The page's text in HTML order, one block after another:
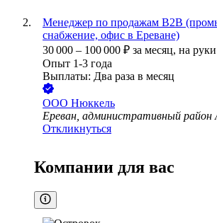
Менеджер по продажам B2B
снабжение, офис в Ереване)
30 000 – 100 000 ₽ за месяц, на руки
Опыт 1-3 года
Выплаты: Два раза в месяц
ООО Нюккель
Ереван, административный район
Откликнуться
Компании для вас